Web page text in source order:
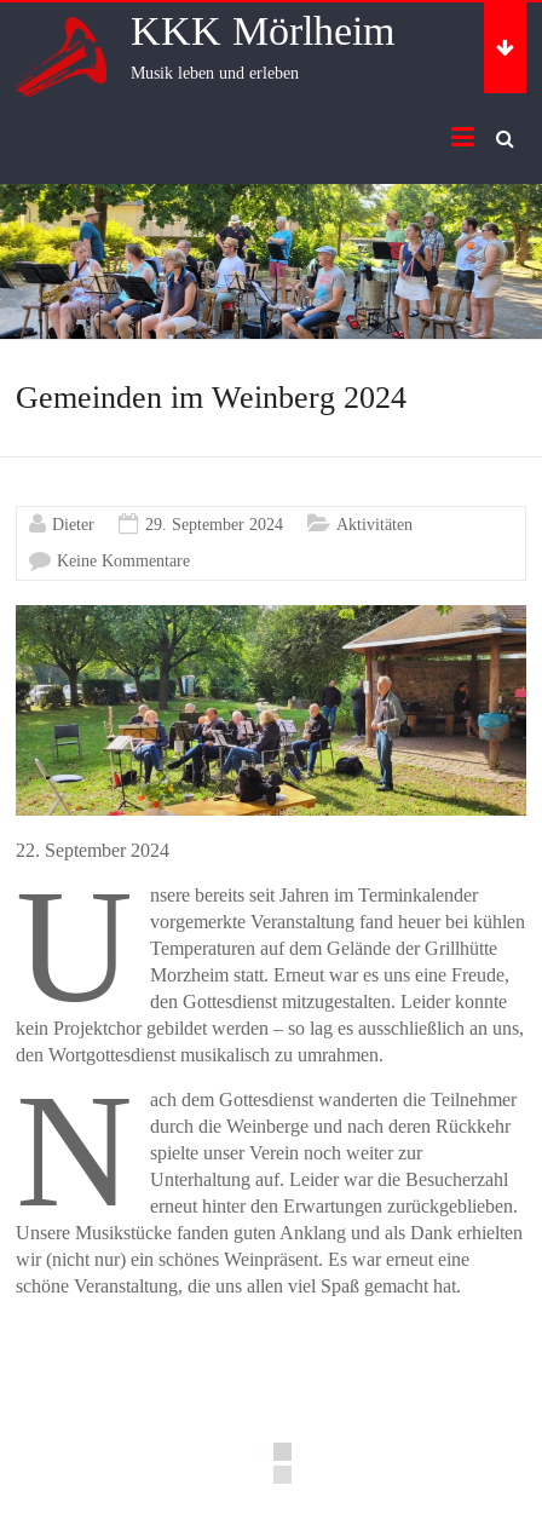
content
KKK Mörlheim
Musik leben und erleben
Gemeinden im Weinberg 2024
Dieter 29. September 2024
Aktivitäten
Keine Kommentare
22. September 2024
U
nsere bereits seit Jahren im Terminkalender
vorgemerkte Veranstaltung fand heuer bei kühlen
Temperaturen auf dem Gelände der Grillhütte
Morzheim statt. Erneut war es uns eine Freude,
den Gottesdienst mitzugestalten. Leider konnte
kein Projektchor gebildet werden – so lag es ausschließlich an uns,
den Wortgottesdienst musikalisch zu umrahmen.
N
ach dem Gottesdienst wanderten die Teilnehmer
durch die Weinberge und nach deren Rückkehr
spielte unser Verein noch weiter zur
Unterhaltung auf. Leider war die Besucherzahl
erneut hinter den Erwartungen zurückgeblieben.
Unsere Musikstücke fanden guten Anklang und als Dank erhielten
wir (nicht nur) ein schönes Weinpräsent. Es war erneut eine
schöne Veranstaltung, die uns allen viel Spaß gemacht hat.